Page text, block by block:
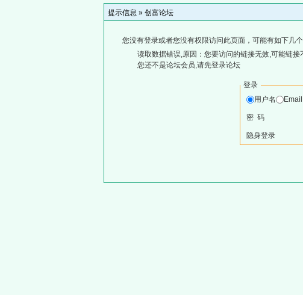
提示信息 » 创富论坛
您没有登录或者您没有权限访问此页面，可能有如下几
读取数据错误,原因：您要访问的链接无效,可能链接
您还不是论坛会员,请先登录论坛
登录
用户名
Email
密 码
隐身登录